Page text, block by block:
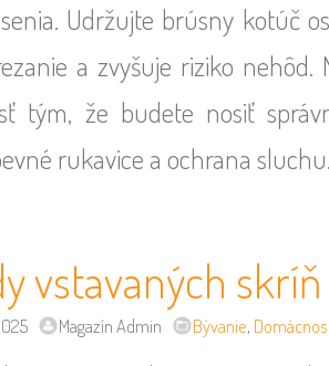
Udržujte brúsny kotúč
a zvyšuje riziko
tým, že budete nosiť
rukavice a ochrana sluchu.
vstavaných
Magazín Admin Bývanie,